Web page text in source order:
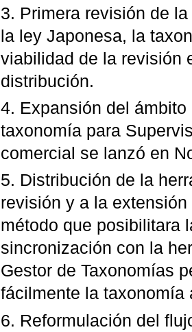
3. Primera revisión de
la ley Japonesa, la
viabilidad de la revisión
distribución.
4. Expansión del
taxonomía para
comercial se lanzó en
5. Distribución de la
revisión y a la
método que posibilitara
sincronización con la
Gestor de Taxonomías
fácilmente la taxonomía
6. Reformulación del